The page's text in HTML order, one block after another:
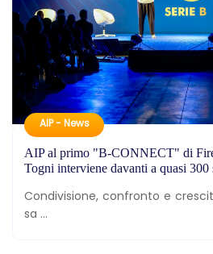
AIP - News
AIP al primo "B-CONNECT" di
Togni interviene davanti a quasi 300
Condivisione, confronto e
sa ...